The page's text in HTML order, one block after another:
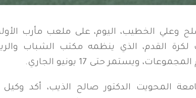
وعلي الخطيب، اليوم، على ملعب مأرب
القدم، الذي ينظمه مكتب الشباب
ويستمر حتى 17 يونيو الجاري.
المحويت الدكتور صالح الذيب، أكد وكيل